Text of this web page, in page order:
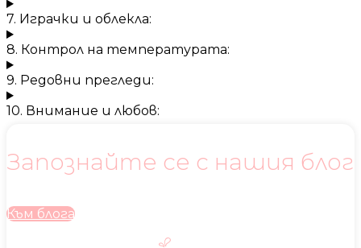
7. Играчки и облекла:
8. Контрол на температурата:
9. Редовни прегледи:
10. Внимание и любов:
Запознайте се с нашия блог
Към блога